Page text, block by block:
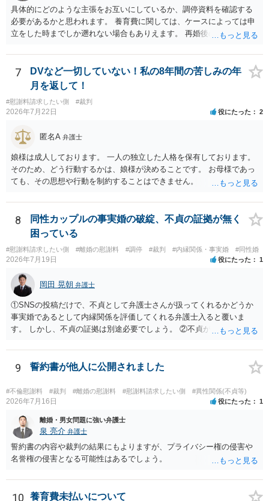
具体的にどのような主張をお互いにしているか、調停資料を確認する
必要があるかと思われます。 養育費に関しては、ケースによっては申
立をした時までしか遡れない場合もありえます。 再婚後の相手方の行
養育費に関するやりとり等があればそちらについても確認する必要が
あるでしょう。 公開相談の場での回答よりも個別に弁護士にご相談さ
れることをお勧めいたします。
7
DVなど一切していない！私の8年間の苦しみの年
月を返して！
#慰謝料請求したい側 #裁判
2026年7月22日 役にたった 2
匿名A 弁護士
娘様は成人しております。 一人の独立した人格を保有しております。
そのため、どう行動するかは、娘様が決めることです。 お母様であっ
ても、その思想や行動を制約することはできません。
8
同性カップルの事実婚の破綻、不貞の証拠が無く
困っている
#慰謝料請求したい側 #離婚の慰謝料 #調停 #裁判 #内縁関係・事実婚 #同性婚
2026年7月19日 役にたった 1
岡田 晃朝 弁護士
①SNSの投稿だけで、不貞として弁護士さんが扱ってくれるかどうか
事実婚であるとして内縁関係を評価してくれる弁護士入ると覆いま
す。 しかし、不貞の証拠は別途必要でしょう。 ②不貞が認められない
消にあたるかどうか そこは協議の余地はあるかもしれませんが、離婚
の場合も相互に帰責性が無ければ（立証できなければ）、慰謝料など
9 誓約書が他人に公開されました
#不倫慰謝料 #裁判 #離婚の慰謝料 #慰謝料請求したい側 #異性関係(不貞等)
2026年7月16日 役にたった 1
離婚・男女問題に強い弁護士
泉 亮介 弁護士
誓約書の内容や裁判の結果にもよりますが、プライバシー権の侵害や
名誉権の侵害となる可能性はあるでしょう。
10 養育費未払いについて